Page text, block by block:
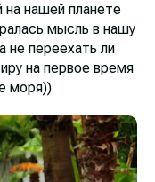
нашей планете
мысль в нашу
не переехать ли
на первое время
моря))